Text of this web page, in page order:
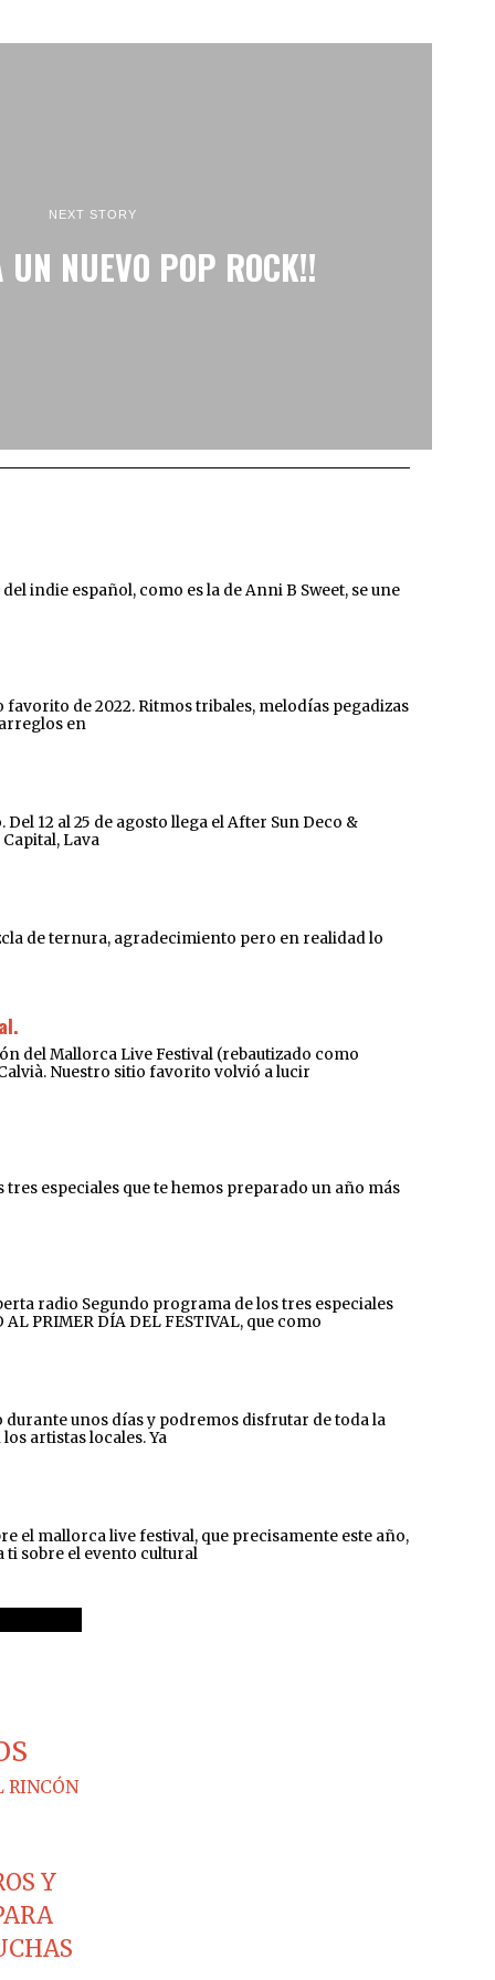
NEXT STORY
NUEVO POP ROCK!!
indie español, como es la de Anni B Sweet, se une
de 2022. Ritmos tribales, melodías pegadizas
en
12 al 25 de agosto llega el After Sun Deco &
Lava
de ternura, agradecimiento pero en realidad lo
del Mallorca Live Festival (rebautizado como
Nuestro sitio favorito volvió a lucir
especiales que te hemos preparado un año más
radio Segundo programa de los tres especiales
PRIMER DÍA DEL FESTIVAL, que como
durante unos días y podremos disfrutar de toda la
artistas locales. Ya
el mallorca live festival, que precisamente este año,
ti sobre el evento cultural
RINCÓN
Y